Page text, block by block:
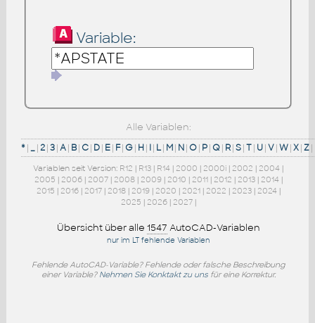
Variable:
Alle Variablen:
*| _|2|3|A| B|C| D| E| F|G| H | I| L| M| N|O| P|Q| R|S|T| U|V|W|X|Z|
Variablen seit Version: R12 | R13 | R14 | 2000 | 2000i | 2002 | 2004 |
2005 | 2006| 2007| 2008| 2009| 2010 | 2011| 2012 | 2013| 2014|
2015 | 2016| 2017| 2018| 2019| 2020 | 2021| 2022 | 2023| 2024|
2025 | 2026| 2027|
Übersicht über alle 1547 AutoCAD-Variablen
nur im LT fehlende Variablen
Fehlende AutoCAD-Variable? Fehlende oder falsche Beschreibung
einer Variable? Nehmen Sie Konktakt zu unsfür eine Korrektur.